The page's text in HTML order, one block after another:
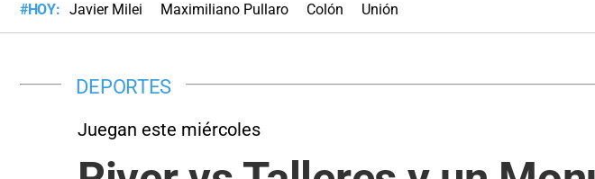
#HOY: Javier Milei Maximiliano Pullaro Colón Unión
DEPORTES
Juegan este miércoles